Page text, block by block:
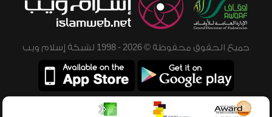
جميع الحقوق محفوظة © 2026 - 1998 لشبكة إسلام ويب